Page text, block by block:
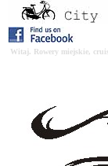
Witaj. Rowery miejskie,